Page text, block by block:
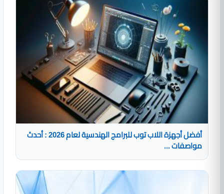
أفضل أجهزة اللاب توب للبرامج الهندسية لعام 2026 : أحدث
مواصفات ...